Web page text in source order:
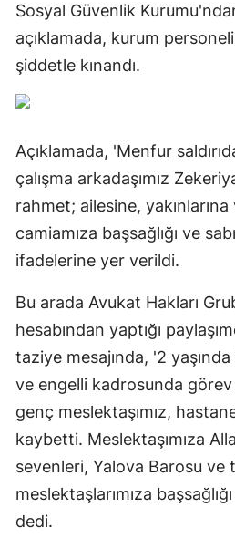
Sosyal Güvenlik
açıklamada, kurum
şiddetle kınandı.
Açıklamada, 'Menfur
çalışma arkadaşımız
rahmet; ailesine,
camiamıza başsağlığı ve
ifadelerine yer verildi.
Bu arada Avukat Hakları
hesabından yaptığı
taziye mesajında, '2
ve engelli kadrosunda görev
genç meslektaşımız,
kaybetti. Meslektaşımıza
sevenleri, Yalova Barosu ve
meslektaşlarımıza
dedi.